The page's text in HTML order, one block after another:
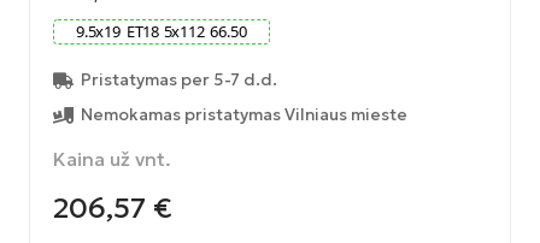
9.5x19 ET18 5x112 66.50
Pristatymas per 5-7 d.d.
Nemokamas pristatymas Vilniaus mieste
Kaina už vnt.
206,57 €